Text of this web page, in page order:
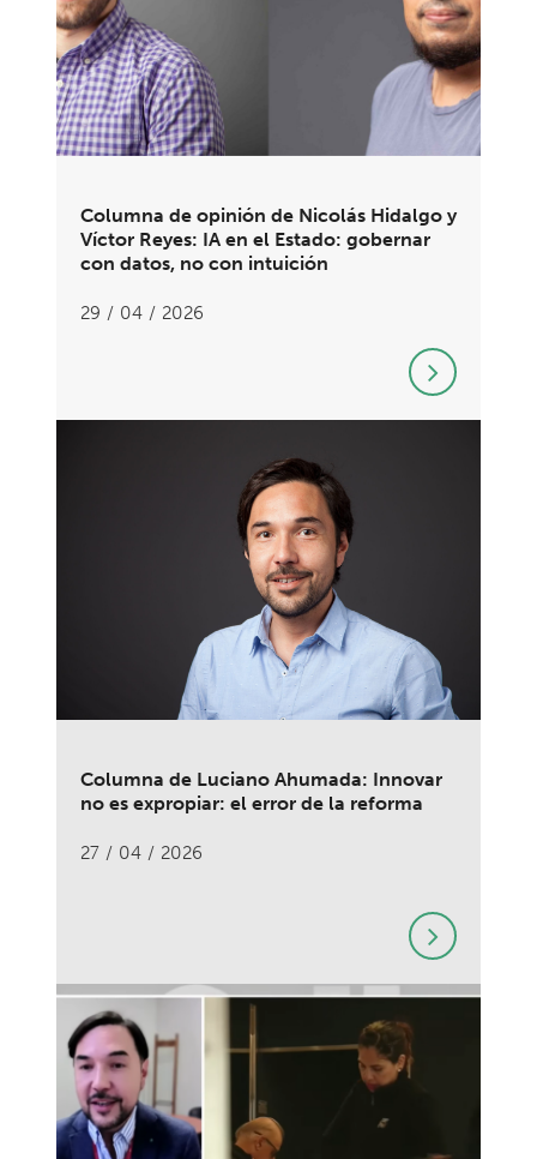
Columna de opinión de Nicolás Hidalgo y
Víctor Reyes: IA en el Estado: gobernar
con datos, no con intuición
29 / 04 / 2026
Columna de Luciano Ahumada: Innovar
no es expropiar: el error de la reforma
27 / 04 / 2026